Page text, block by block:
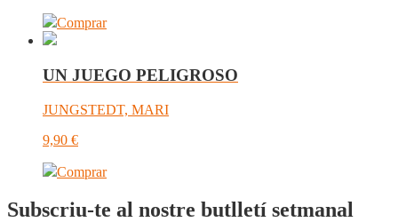
Comprar
UN JUEGO PELIGROSO
JUNGSTEDT, MARI
9,90 €
Comprar
Subscriu-te al nostre butlletí setmanal